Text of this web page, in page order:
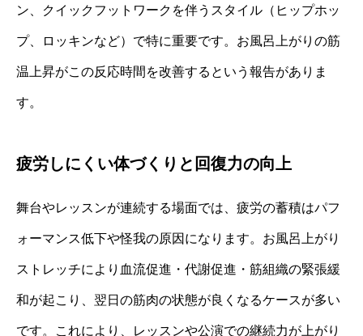
ン、クイックフットワークを伴うスタイル（ヒップホッ
プ、ロッキンなど）で特に重要です。お風呂上がりの筋
温上昇がこの反応時間を改善するという報告がありま
す。
疲労しにくい体づくりと回復力の向上
舞台やレッスンが連続する場面では、疲労の蓄積はパフ
ォーマンス低下や怪我の原因になります。お風呂上がり
ストレッチにより血流促進・代謝促進・筋組織の緊張緩
和が起こり、翌日の筋肉の状態が良くなるケースが多い
です。これにより、レッスンや公演での継続力が上がり